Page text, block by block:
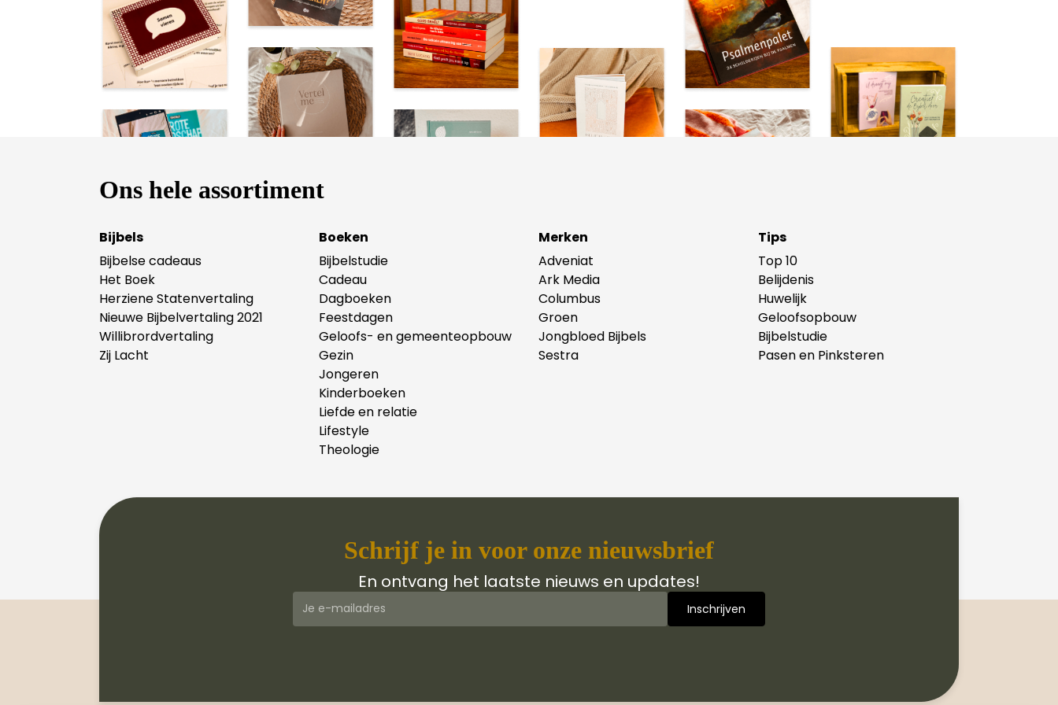
een aanrader en een prachtige aanvulling op de
‘gewone’ Bijbel. - Leonie Duyster over Het nieuwe
Ons hele assortiment
Bijbels
Bijbelse cadeaus
Het Boek
Herziene Statenvertaling
Nieuwe Bijbelvertaling 2021
Willibrordvertaling
Zij Lacht
Boeken
Bijbelstudie
Cadeau
Dagboeken
Feestdagen
Geloofs- en gemeenteopbouw
Gezin
Jongeren
Kinderboeken
Liefde en relatie
Lifestyle
Theologie
Merken
Adveniat
Ark Media
Columbus
Groen
Jongbloed Bijbels
Sestra
Tips
Top 10
Belijdenis
Huwelijk
Geloofsopbouw
Bijbelstudie
Pasen en Pinksteren
Schrijf je in voor onze nieuwsbrief
En ontvang het laatste nieuws en updates!